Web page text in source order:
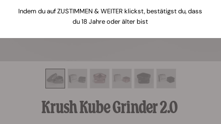
Krush Kube Grinder 2.0
Indem du auf ZUSTIMMEN & WEITER klickst, bestätigst du, dass
du 18 Jahre oder älter bist